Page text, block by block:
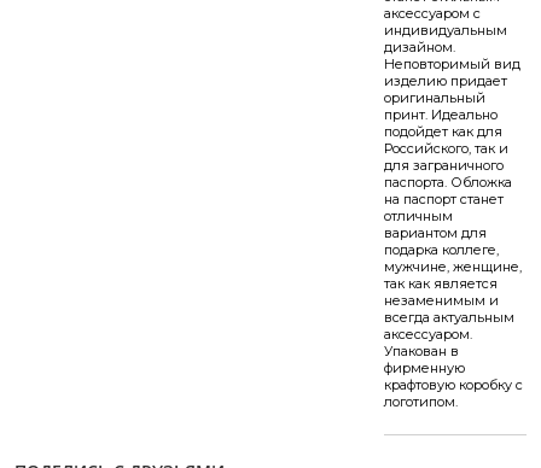
аксессуаром с
индивидуальным
дизайном.
Неповторимый вид
изделию придает
оригинальный
принт. Идеально
подойдет как для
Российского, так и
для заграничного
паспорта. Обложка
на паспорт станет
отличным
вариантом для
подарка коллеге,
мужчине, женщине,
так как является
незаменимым и
всегда актуальным
аксессуаром.
Упакован в
фирменную
крафтовую коробку с
логотипом.